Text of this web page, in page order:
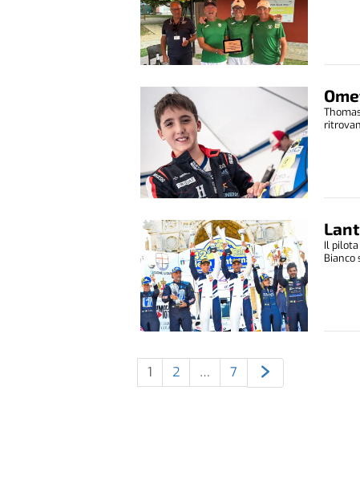
Il
Bianco
1 2 … 7